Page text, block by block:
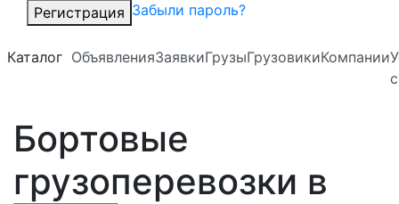
Регистрация Забыли пароль?
Каталог ОбъявленияЗаявкиГрузыГрузовикиКомпании
Бортовые
грузоперевозки в